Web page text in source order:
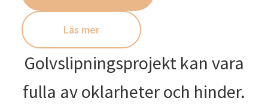
Läs mer
Golvslipningsprojekt kan vara
fulla av oklarheter och hinder.